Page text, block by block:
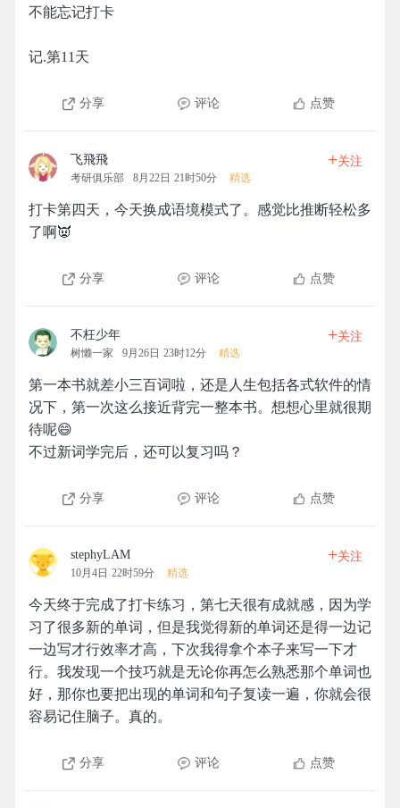
不能忘记打卡
记.第11天
分享 评论 点赞
飞飛飛
考研俱乐部 8月22日 21时50分 精选
+关注
打卡第四天，今天换成语境模式了。感觉比推断轻松多
了啊👿
分享 评论 点赞
不枉少年
树懒一家 9月26日 23时12分 精选
+关注
第一本书就差小三百词啦，还是人生包括各式软件的情
况下，第一次这么接近背完一整本书。想想心里就很期
待呢😄
不过新词学完后，还可以复习吗？
分享 评论 点赞
stephyLAM
10月4日 22时59分 精选
+关注
今天终于完成了打卡练习，第七天很有成就感，因为学
习了很多新的单词，但是我觉得新的单词还是得一边记
一边写才行效率才高，下次我得拿个本子来写一下才
行。我发现一个技巧就是无论你再怎么熟悉那个单词也
好，那你也要把出现的单词和句子复读一遍，你就会很
容易记住脑子。真的。
分享 评论 点赞